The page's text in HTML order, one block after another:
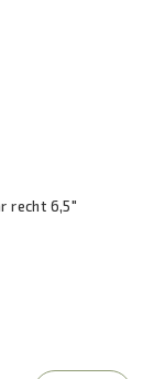
recht 6,5"